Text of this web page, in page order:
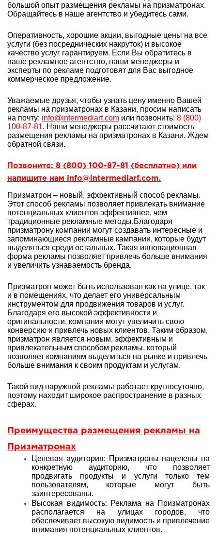
большой опыт размещения рекламы на призматронах.
Обращайтесь в наше агентство и убедитесь сами.
Оперативность, хорошие акции, выгодные цены на все
услуги (без посреднических накруток) и высокое
качество услуг гарантируем. Если Вы обратитесь в
наше рекламное агентство, наши менеджеры и
эксперты по рекламе подготовят для Вас выгодное
коммерческое предложение.
Уважаемые друзья, чтобы узнать цену именно Вашей
рекламы на призматронах в Казани, просим написать
на почту: info@intermediarf.com или позвонить: 8 (800)
100-87-81. Наши менеджеры рассчитают стоимость
размещения рекламы на призматронах в Казани. Ждем
обратной связи.
Позвоните: 8 (800) 100-87-81 (бесплатно) или
напишите нам info@intermediarf.com.
Призматрон – новый, эффективный способ рекламы.
Этот способ рекламы позволяет привлекать внимание
потенциальных клиентов эффективнее, чем
традиционные рекламные методы.Благодаря
призматрону компании могут создавать интересные и
запоминающиеся рекламные кампании, которые будут
выделяться среди остальных. Такая инновационная
форма рекламы позволяет привлечь больше внимания
и увеличить узнаваемость бренда.
Призматрон может быть использован как на улице, так
и в помещениях, что делает его универсальным
инструментом для продвижения товаров и услуг.
Благодаря его высокой эффективности и
оригинальности, компании могут увеличить свою
конверсию и привлечь новых клиентов. Таким образом,
призматрон является новым, эффективным и
привлекательным способом рекламы, который
позволяет компаниям выделиться на рынке и привлечь
больше внимания к своим продуктам и услугам.
Такой вид наружной рекламы работает круглосуточно,
поэтому находит широкое распространение в разных
сферах.
Преимущества размещения рекламы на
Призматронах
Целевая аудитория: Призматроны нацелены на
конкретную аудиторию, что позволяет
продвигать продукты и услуги только тем
пользователям, которые могут быть
заинтересованы.
Высокая видимость: Реклама на Призматронах
располагается на улицах городов, что
обеспечивает высокую видимость и привлечение
внимания потенциальных клиентов.